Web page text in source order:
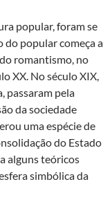
popular, foram se
do popular começa a
romantismo, no
XX. No século XIX,
passaram pela
da sociedade
uma espécie de
do Estado
alguns teóricos
simbólica da